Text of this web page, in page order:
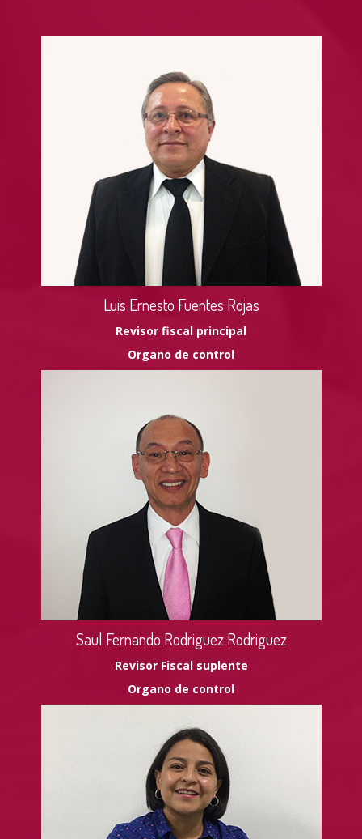
Luis Ernesto Fuentes Rojas
Revisor fiscal principal
Organo de control
Saul Fernando Rodriguez Rodriguez
Revisor Fiscal suplente
Organo de control